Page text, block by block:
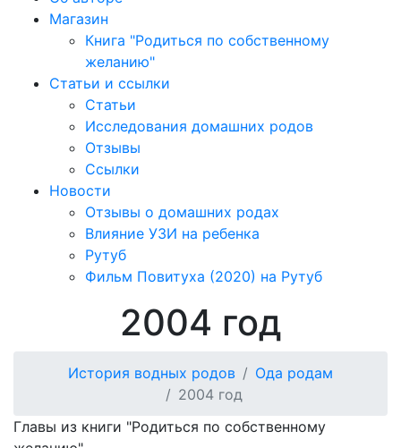
Магазин
Книга "Родиться по собственному
желанию"
Статьи и ссылки
Статьи
Исследования домашних родов
Отзывы
Ссылки
Новости
Отзывы о домашних родах
Влияние УЗИ на ребенка
Рутуб
Фильм Повитуха (2020) на Рутуб
2004 год
История водных родов
Ода родам
2004 год
Главы из книги "Родиться по собственному